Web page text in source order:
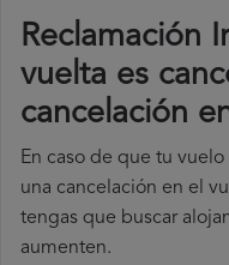
Reclamación
vuelta es
cancelación
En caso de que tu
una cancelación en el
tengas que buscar
aumenten.